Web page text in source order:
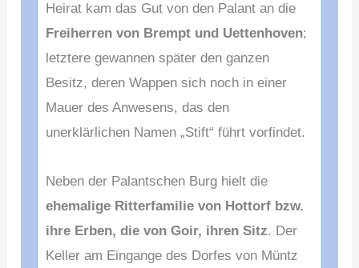
Heirat kam das Gut von den Palant an die
Freiherren von Brempt und Uettenhoven;
letztere gewannen später den ganzen
Besitz, deren Wappen sich noch in einer
Mauer des Anwesens, das den
unerklärlichen Namen „Stift“ führt vorfindet.
Neben der Palantschen Burg hielt die
ehemalige Ritterfamilie von Hottorf bzw.
ihre Erben, die von Goir, ihren Sitz. Der
Keller am Eingange des Dorfes von Müntz